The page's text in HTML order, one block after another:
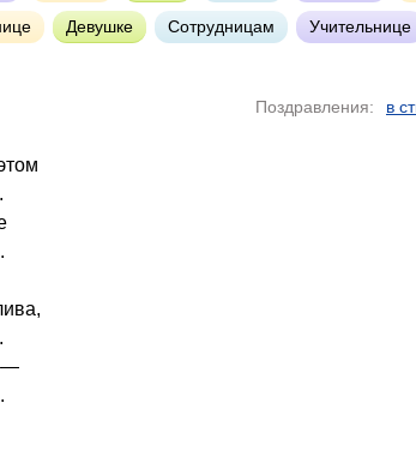
Девушке Сотрудницам Учительнице
Поздравления: в
—